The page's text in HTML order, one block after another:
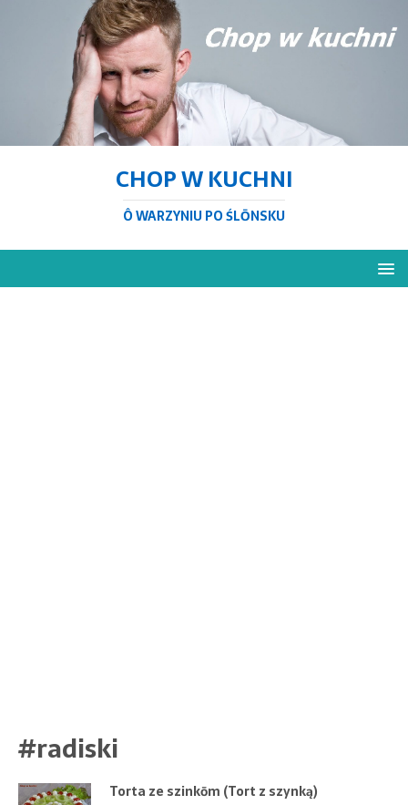
CHOP W KUCHNI
Ô WARZYNIU PO ŚLŌNSKU
#radiski
Torta ze szinkōm (Tort z szynką)